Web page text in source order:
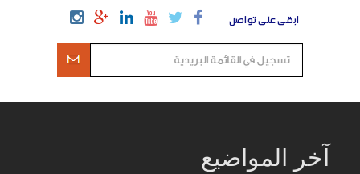
ابقى على تواصل
آخر المواضيع